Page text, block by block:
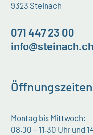
9323 Steinach
071 447 23 00
info@steinach.ch
Öffnungszeiten
Montag bis Mittwoch:
08.00 – 11.30 Uhr und